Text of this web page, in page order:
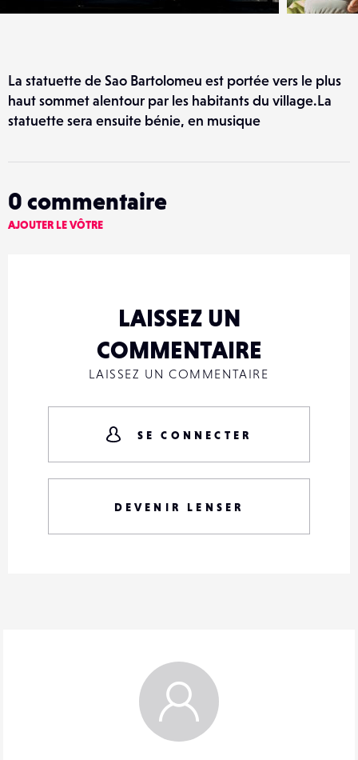
La statuette de Sao Bartolomeu est portée vers le plus
haut sommet alentour par les habitants du village.La
statuette sera ensuite bénie, en musique
0 commentaire
AJOUTER LE VÔTRE
LAISSEZ UN
COMMENTAIRE
LAISSEZ UN COMMENTAIRE
SE CONNECTER
DEVENIR LENSER